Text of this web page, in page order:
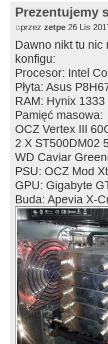
Prezentujemy
przez zetpe 26 Lis
Dawno nikt tu nic
konfigu:
Procesor: Intel
Płyta: Asus
RAM: Hynix
Pamięć masowa:
OCZ Vertex III
2 X ST500DM02
WD Caviar
PSU: OCZ Mod
GPU: Gigabyte
Buda: Apevia X-